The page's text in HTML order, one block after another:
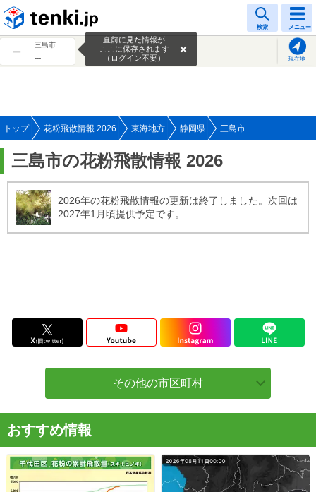
検索 メニュー
三島市
---
現在地
直前に見た情報が
ここに保存されます
（ログイン不要）
トップ 花粉飛散情報 2026 東海地方 静岡県 三島市
三島市の花粉飛散情報 2026
2026年の花粉飛散情報の更新は終了しました。次回は
2027年1月頃提供予定です。
その他の市区町村
おすすめ情報